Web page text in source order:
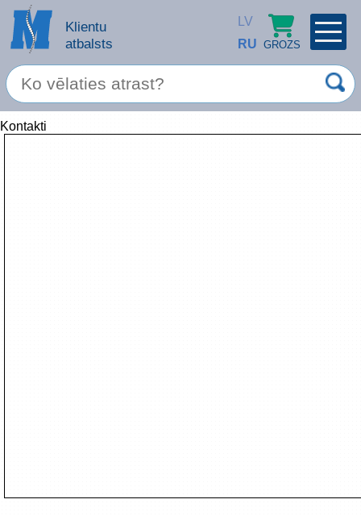
Klientu
atbalsts
LV
RU GROZS
×
Spec. piedāvājums
Autopreces
Kontakti